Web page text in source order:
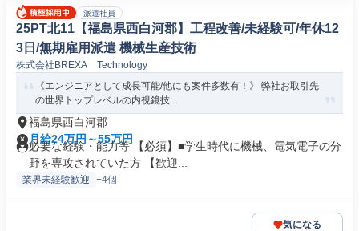
派遣社員
25PT北11【福島県西白河郡】工程改善/未経験可/年休12
3日/無期雇用派遣 機械生産技術
株式会社BREXA Technology
《エンジニアとして成長可能/他にも案件多数有！》 弊社お取引先
の世界トップレベルの内視鏡技...
福島県西白河郡
月給24万円～55万円
必要な経験・能力等 【必須】■学生時代に機械、電気電子の分
野を専攻されていた方 【歓迎...
業界未経験歓迎 +4個
気になる